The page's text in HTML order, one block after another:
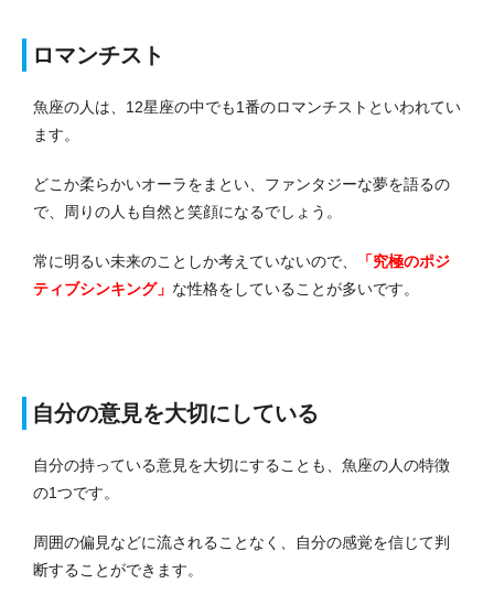
ロマンチスト
魚座の人は、12星座の中でも1番のロマンチストといわれてい
ます。
どこか柔らかいオーラをまとい、ファンタジーな夢を語るの
で、周りの人も自然と笑顔になるでしょう。
常に明るい未来のことしか考えていないので、
「究極のポジ
ティブシンキング」 な性格をしていることが多いです。
自分の意見を大切にしている
自分の持っている意見を大切にすることも、魚座の人の特徴
の1つです。
周囲の偏見などに流されることなく、自分の感覚を信じて判
断することができます。